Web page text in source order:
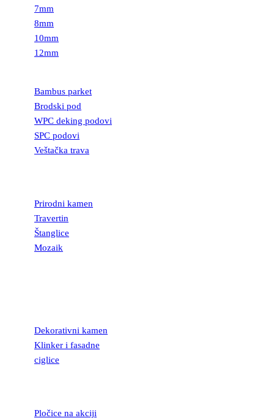
7mm
8mm
10mm
12mm
Bambus parket
Brodski pod
WPC deking podovi
SPC podovi
Veštačka trava
Prirodni kamen
Travertin
Štanglice
Mozaik
Dekorativni kamen
Klinker i fasadne
ciglice
Pločice na akciji